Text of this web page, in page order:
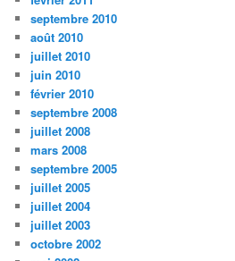
septembre 2010
août 2010
juillet 2010
juin 2010
février 2010
septembre 2008
juillet 2008
mars 2008
septembre 2005
juillet 2005
juillet 2004
juillet 2003
octobre 2002